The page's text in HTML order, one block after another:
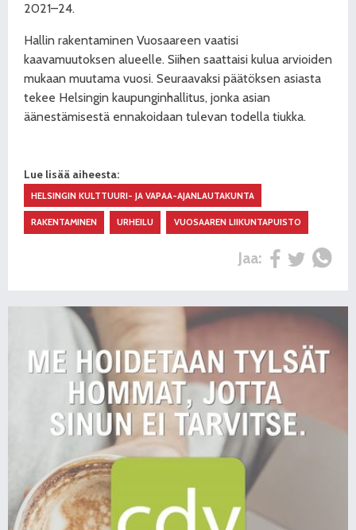
2021–24.
Hallin rakentaminen Vuosaareen vaatisi
kaavamuutoksen alueelle. Siihen saattaisi kulua arvioiden
mukaan muutama vuosi. Seuraavaksi päätöksen asiasta
tekee Helsingin kaupunginhallitus, jonka asian
äänestämisestä ennakoidaan tulevan todella tiukka.
Lue lisää aiheesta:
HELSINGIN KULTTUURI- JA VAPAA-AJANLAUTAKUNTA
RAKENTAMINEN URHEILU VUOSAAREN LIIKUNTAPUISTO
Jaa: